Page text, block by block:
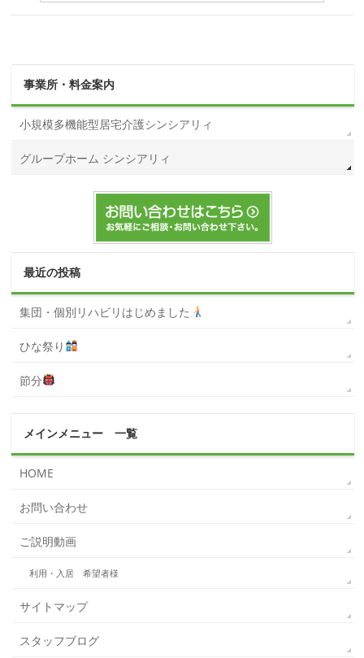
事業所・料金案内
小規模多機能型居宅介護シンシアリィ
グループホーム シンシアリィ
最近の投稿
集団・個別リハビリはじめました
ひな祭り
節分
メインメニュー 一覧
HOME
お問い合わせ
ご説明動画
利用・入居 希望者様
サイトマップ
スタッフブログ